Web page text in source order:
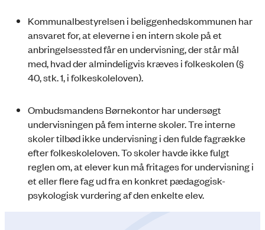
Kommunalbestyrelsen i beliggenhedskommunen har
ansvaret for, at eleverne i en intern skole på et
anbringelsessted får en undervisning, der står mål
med, hvad der almindeligvis kræves i folkeskolen (§
40, stk. 1, i folkeskoleloven).
Ombudsmandens Børnekontor har undersøgt
undervisningen på fem interne skoler. Tre interne
skoler tilbød ikke undervisning i den fulde fagrække
efter folkeskoleloven. To skoler havde ikke fulgt
reglen om, at elever kun må fritages for undervisning i
et eller flere fag ud fra en konkret pædagogisk-
psykologisk vurdering af den enkelte elev.